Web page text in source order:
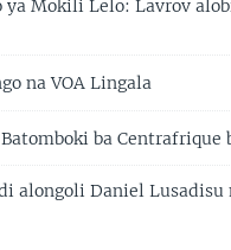
ya Mokili Lelo: Lavrov
na VOA Lingala
ba Centrafrique
alongoli Daniel Lusadisu